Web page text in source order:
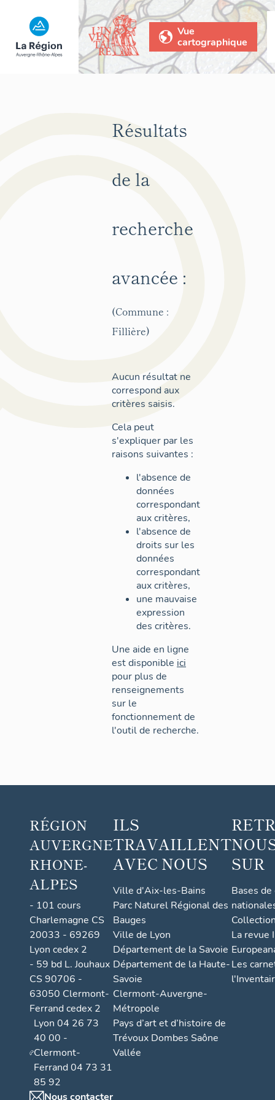
Vue
cartographique
Résultats
de la
recherche
avancée :
(Commune :
Fillière)
Aucun résultat ne
correspond aux
critères saisis.
Cela peut
s'expliquer par les
raisons suivantes :
l'absence de
données
correspondant
aux critères,
l'absence de
droits sur les
données
correspondant
aux critères,
une mauvaise
expression
des critères.
Une aide en ligne
est disponible ici
pour plus de
renseignements
sur le
fonctionnement de
l'outil de recherche.
RÉGION
AUVERGNE
RHONE-
ALPES
- 101 cours
Charlemagne CS
20033 - 69269
Lyon cedex 2
- 59 bd L. Jouhaux
CS 90706 -
63050 Clermont-
Ferrand cedex 2
Lyon 04 26 73
40 00 -
Clermont-
Ferrand 04 73 31
85 92
Nous contacter
ILS
TRAVAILLENT
AVEC NOUS
Ville d'Aix-les-Bains
Parc Naturel Régional des
Bauges
Ville de Lyon
Département de la Savoie
Département de la Haute-
Savoie
Clermont-Auvergne-
Métropole
Pays d’art et d’histoire de
Trévoux Dombes Saône
Vallée
SUR
Bases
La revue
Les